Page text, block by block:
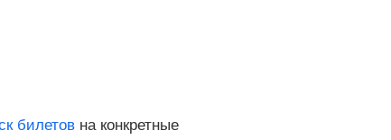
билетов на конкретные